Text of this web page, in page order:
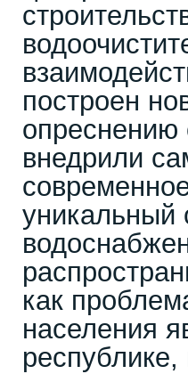
построен
внедрили
уникальный
как
населения